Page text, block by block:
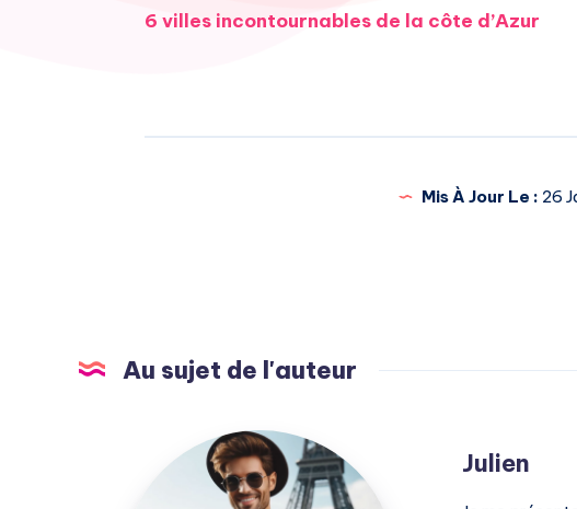
Whatsapp
Navigation
6 villes incontournables de la côte d’Azur
Mis À Jour Le : 26
Au sujet de l'auteur
Julien
Julien